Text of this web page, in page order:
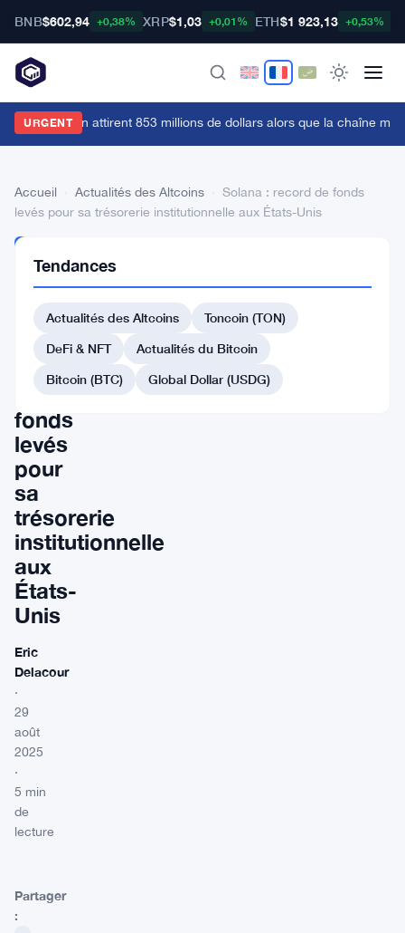
BNB$602,94 +0,38% XRP$1,03 +0,01% ETH$1 923,13 +0,53%
URGENT
ETF Bitcoin attirent 853 millions de dollars alors que la chaîne
Accueil Actualités des Altcoins
Solana : record de fonds
levés pour sa trésorerie institutionnelle aux États-Unis
DES
ALTCOINS
Solana
record
fonds
levés
pour
sa
trésorerie
institutionnelle
aux
États-
Unis
Eric
Delacour
·
29
août
2025
·
5 min
de
lecture
Partager
:
Tendances
Actualités des Altcoins
Toncoin (TON)
DeFi & NFT
Actualités du Bitcoin
Bitcoin (BTC)
Global Dollar (USDG)